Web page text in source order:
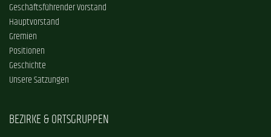
Geschäftsführender Vorstand
Hauptvorstand
Gremien
Positionen
Geschichte
Unsere Satzungen
BEZIRKE & ORTSGRUPPEN